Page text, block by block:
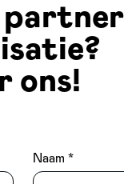
ons!
Naam